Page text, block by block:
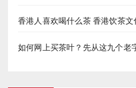
香港人喜欢喝什么茶 香港饮茶文
如何网上买茶叶？先从这九个老